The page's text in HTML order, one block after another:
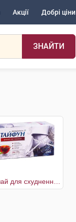
Акції Добрі ціни
ЗНАЙТИ